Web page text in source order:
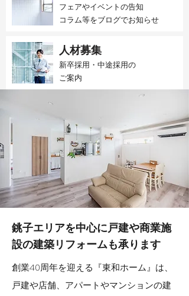
フェアやイベントの告知
​コラム等をブログでお知らせ
人材募集
新卒採用・中途採用の
​ご案内
銚子エリアを中心に戸建や商業施
設の建築リフォームも承ります
創業40周年を迎える『東和ホーム』は、
戸建や店舗、アパートやマンションの建